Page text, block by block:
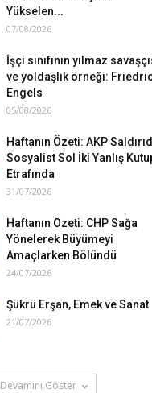
Yükselen...
07/08/2026
İşçi sınıfının yılmaz
ve yoldaşlık örneği:
Engels
05/08/2026
Haftanın Özeti: AKP
Sosyalist Sol İki Yanlış
Etrafında
31/07/2026
Haftanın Özeti: CHP Sağa
Yönelerek Büyümeyi
Amaçlarken Bölündü
24/07/2026
Şükrü Erşan, Emek ve Sanat
21/07/2026
Devamını Göster